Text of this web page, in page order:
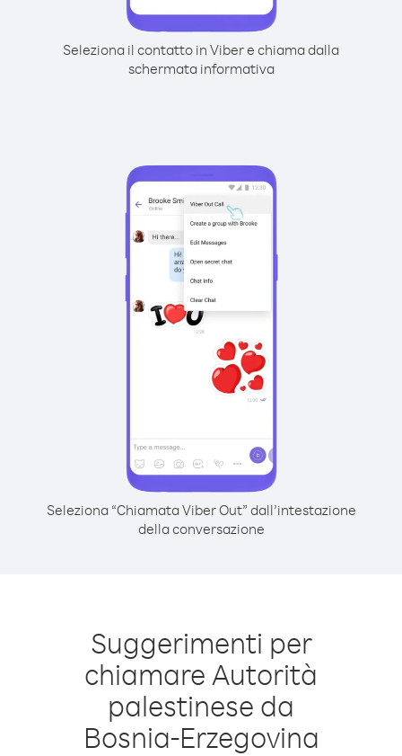
Seleziona il contatto in Viber e chiama dalla
schermata informativa
Seleziona “Chiamata Viber Out” dall’intestazione
della conversazione
Suggerimenti per
chiamare Autorità
palestinese da
Bosnia-Erzegovina